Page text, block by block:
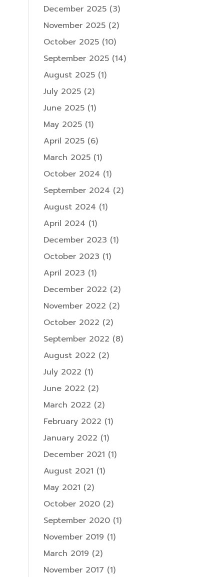
December 2025 (3)
November 2025 (2)
October 2025 (10)
September 2025 (14)
August 2025 (1)
July 2025 (2)
June 2025 (1)
May 2025 (1)
April 2025 (6)
March 2025 (1)
October 2024 (1)
September 2024 (2)
August 2024 (1)
April 2024 (1)
December 2023 (1)
October 2023 (1)
April 2023 (1)
December 2022 (2)
November 2022 (2)
October 2022 (2)
September 2022 (8)
August 2022 (2)
July 2022 (1)
June 2022 (2)
March 2022 (2)
February 2022 (1)
January 2022 (1)
December 2021 (1)
August 2021 (1)
May 2021 (2)
October 2020 (2)
September 2020 (1)
November 2019 (1)
March 2019 (2)
November 2017 (1)